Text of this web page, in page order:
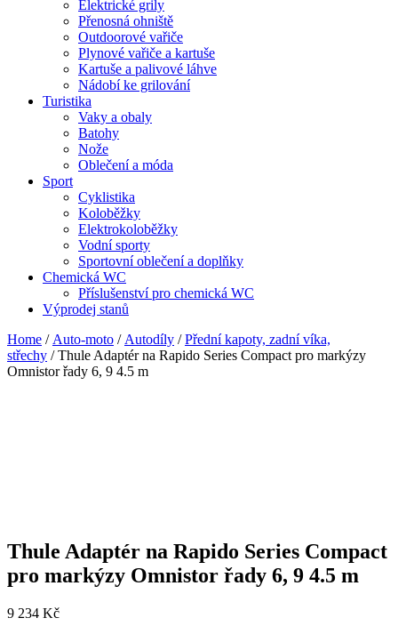
Elektrické grily
Přenosná ohniště
Outdoorové vařiče
Plynové vařiče a kartuše
Kartuše a palivové láhve
Nádobí ke grilování
Turistika
Vaky a obaly
Batohy
Nože
Oblečení a móda
Sport
Cyklistika
Koloběžky
Elektrokoloběžky
Vodní sporty
Sportovní oblečení a doplňky
Chemická WC
Příslušenství pro chemická WC
Výprodej stanů
Home / Auto-moto / Autodíly /Přední kapoty, zadní víka,
střechy / Thule Adaptér na Rapido Series Compact pro markýzy
Omnistor řady 6, 9 4.5 m
Thule Adaptér na Rapido Series Compact
pro markýzy Omnistor řady 6, 9 4.5 m
9 234 Kč